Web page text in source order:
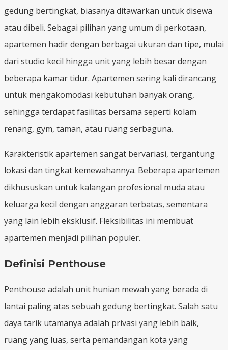
gedung bertingkat, biasanya ditawarkan untuk disewa
atau dibeli. Sebagai pilihan yang umum di perkotaan,
apartemen hadir dengan berbagai ukuran dan tipe, mulai
dari studio kecil hingga unit yang lebih besar dengan
beberapa kamar tidur. Apartemen sering kali dirancang
untuk mengakomodasi kebutuhan banyak orang,
sehingga terdapat fasilitas bersama seperti kolam
renang, gym, taman, atau ruang serbaguna.
Karakteristik apartemen sangat bervariasi, tergantung
lokasi dan tingkat kemewahannya. Beberapa apartemen
dikhususkan untuk kalangan profesional muda atau
keluarga kecil dengan anggaran terbatas, sementara
yang lain lebih eksklusif. Fleksibilitas ini membuat
apartemen menjadi pilihan populer.
Definisi Penthouse
Penthouse adalah unit hunian mewah yang berada di
lantai paling atas sebuah gedung bertingkat. Salah satu
daya tarik utamanya adalah privasi yang lebih baik,
ruang yang luas, serta pemandangan kota yang